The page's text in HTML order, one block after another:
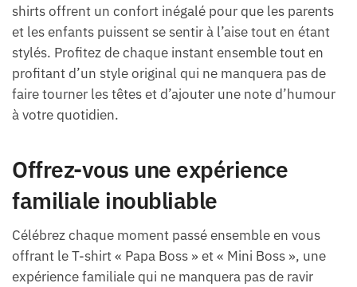
shirts offrent un confort inégalé pour que les parents
et les enfants puissent se sentir à l’aise tout en étant
stylés. Profitez de chaque instant ensemble tout en
profitant d’un style original qui ne manquera pas de
faire tourner les têtes et d’ajouter une note d’humour
à votre quotidien.
Offrez-vous une expérience
familiale inoubliable
Célébrez chaque moment passé ensemble en vous
offrant le T-shirt « Papa Boss » et « Mini Boss », une
expérience familiale qui ne manquera pas de ravir